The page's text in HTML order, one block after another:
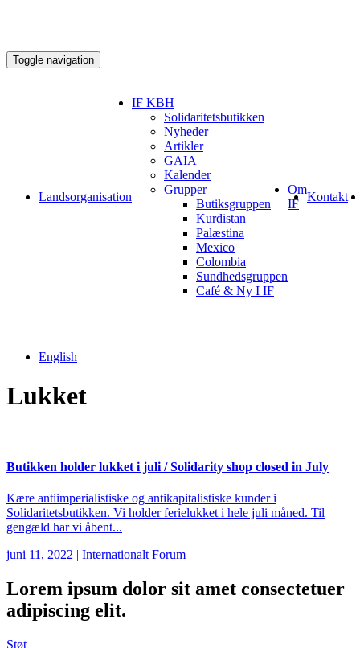
Toggle navigation
Landsorganisation
IF KBH
Solidaritetsbutikken
Nyheder
Artikler
GAIA
Kalender
Grupper
Butiksgruppen
Kurdistan
Palæstina
Mexico
Colombia
Sundhedsgruppen
Café & Ny I IF
Om
IF
Kontakt
English
Lukket
Butikken holder lukket i juli / Solidarity shop closed in July
Kære antiimperialistiske og antikapitalistiske kunder i
Solidaritetsbutikken. Vi holder ferielukket i hele juli måned. Til
gengæld har vi åbent...
juni 11, 2022 | Internationalt Forum
Lorem ipsum dolor sit amet consectetuer
adipiscing elit.
Støt